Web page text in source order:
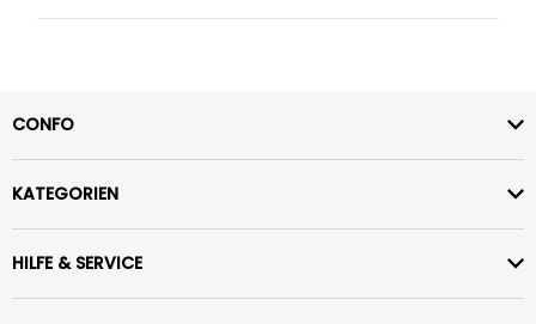
CONFO
KATEGORIEN
HILFE & SERVICE